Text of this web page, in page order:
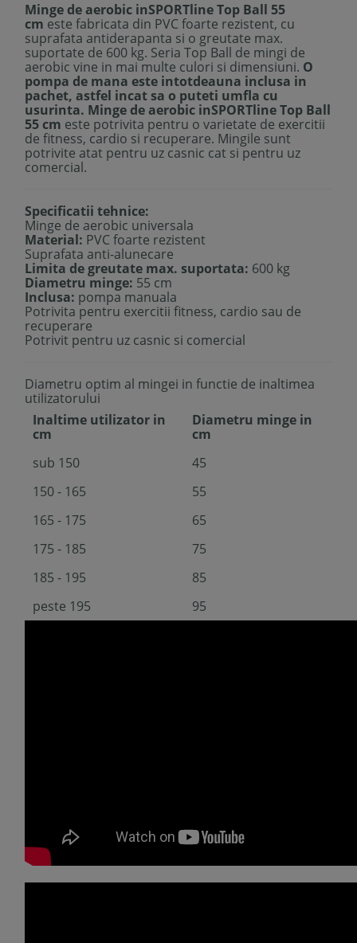
Minge de aerobic inSPORTline Top Ball 55
cm este fabricata din PVC foarte rezistent, cu
suprafata antiderapanta si o greutate max.
suportate de 600 kg. Seria Top Ball de mingi de
aerobic vine in mai multe culori si dimensiuni. O
pompa de mana este intotdeauna inclusa in
pachet, astfel incat sa o puteti umfla cu
usurinta. Minge de aerobic inSPORTline Top Ball
55 cm este potrivita pentru o varietate de exercitii
de fitness, cardio si recuperare. Mingile sunt
potrivite atat pentru uz casnic cat si pentru uz
comercial.
Specificatii tehnice:
Minge de aerobic universala
Material: PVC foarte rezistent
Suprafata anti-alunecare
Limita de greutate max. suportata: 600 kg
Diametru minge: 55 cm
Inclusa: pompa manuala
Potrivita pentru exercitii fitness, cardio sau de
recuperare
Potrivit pentru uz casnic si comercial
Diametru optim al mingei in functie de inaltimea
utilizatorului
Inaltime utilizator in
cm
Diametru minge in
cm
sub 150
45
150 - 165
55
165 - 175
65
175 - 185
75
185 - 195
85
peste 195
95